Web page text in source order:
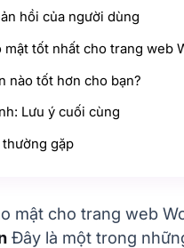
hồi của người dùng
mật tốt nhất cho trang web
nào tốt hơn cho bạn?
Lưu ý cuối cùng
gặp
mật cho trang web
Đây là một trong